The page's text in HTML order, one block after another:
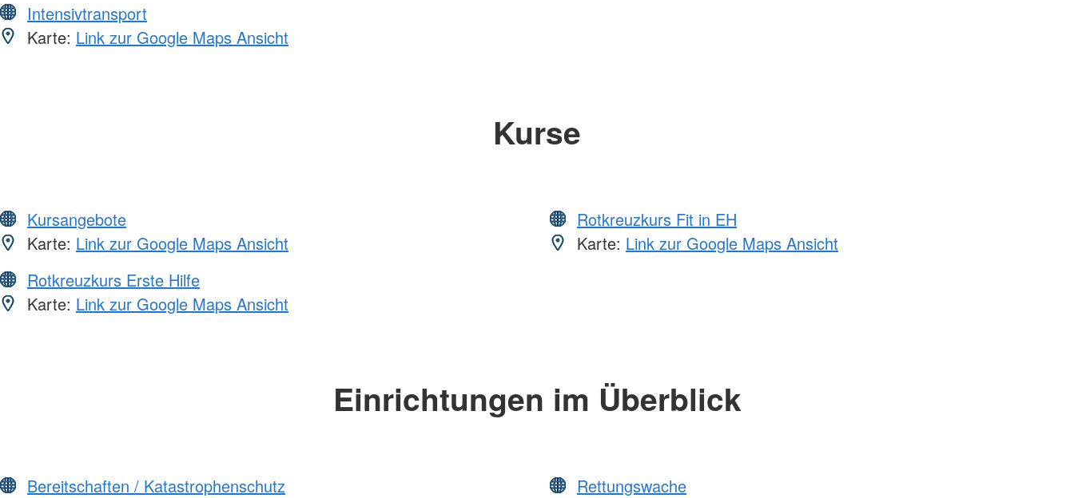
Intensivtransport
Karte: Link zur Google Maps Ansicht
Kurse
Kursangebote
Karte: Link zur Google Maps Ansicht
Rotkreuzkurs Erste Hilfe
Karte: Link zur Google Maps Ansicht
Rotkreuzkurs Fit in EH
Karte: Link zur Google Maps Ansicht
Einrichtungen im Überblick
Bereitschaften / Katastrophenschutz
Rettungswache